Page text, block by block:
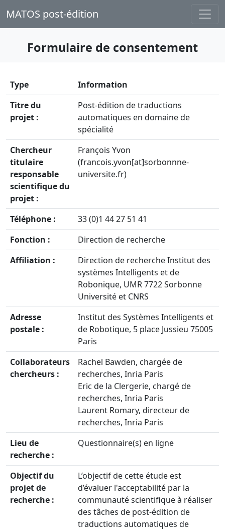
MATOS post-édition
Formulaire de consentement
Type
Information
Titre du
projet :
Post-édition de traductions
automatiques en domaine de
spécialité
Chercheur
titulaire
responsable
scientifique du
projet :
François Yvon
(francois.yvon[at]sorbonnne-
universite.fr)
Téléphone :
33 (0)1 44 27 51 41
Fonction :
Direction de recherche
Affiliation :
Direction de recherche Institut des
systèmes Intelligents et de
Robonique, UMR 7722 Sorbonne
Université et CNRS
Adresse
postale :
Institut des Systèmes Intelligents et
de Robotique, 5 place Jussieu 75005
Paris
Collaborateurs
chercheurs :
Rachel Bawden, chargée de
recherches, Inria Paris
Eric de la Clergerie, chargé de
recherches, Inria Paris
Laurent Romary, directeur de
recherches, Inria Paris
Lieu de
recherche :
Questionnaire(s) en ligne
Objectif du
projet de
recherche :
L’objectif de cette étude est
d’évaluer l'acceptabilité par la
communauté scientifique à réaliser
des tâches de post-édition de
traductions automatiques de